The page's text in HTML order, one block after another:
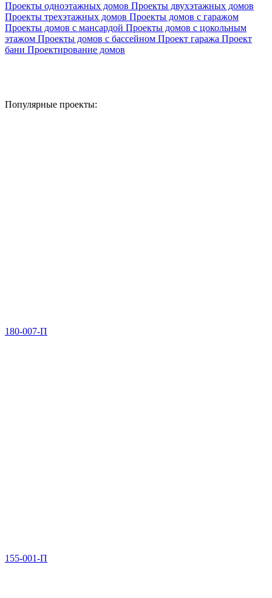
Проекты одноэтажных домов Проекты двухэтажных домов
Проекты трехэтажных домов Проекты домов с гаражом
Проекты домов с мансардой Проекты домов с цокольным
этажом Проекты домов с бассейном Проект гаража Проект
бани Проектирование домов
Популярные проекты:
180-007-П
155-001-П